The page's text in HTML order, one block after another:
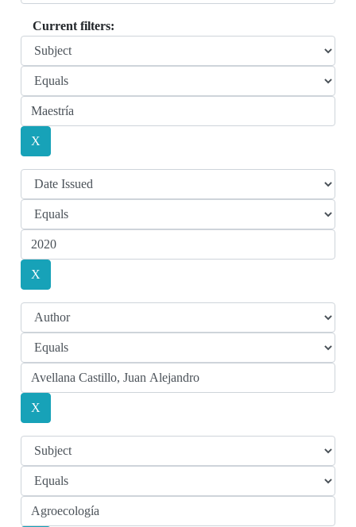
Current filters: